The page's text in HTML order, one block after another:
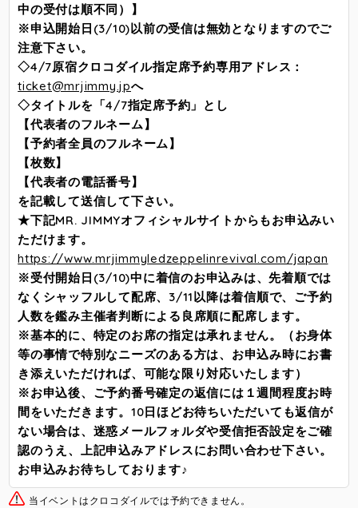
中の受付は順不同）】
※申込開始日(3/10)以前の受信は無効となりますのでご
注意下さい。
◇4/7原宿クロコダイル指定席予約専用アドレス：
ticket@mrjimmy.jpへ
◇タイトルを「4/7指定席予約」とし
【代表者のフルネーム】
【予約者全員のフルネーム】
【枚数】
【代表者の電話番号】
を記載して送信して下さい。
★下記MR. JIMMYオフィシャルサイトからもお申込みい
ただけます。
https://www.mrjimmyledzeppelinrevival.com/japan
※受付開始日(3/10)中に着信のお申込みは、先着順では
なくシャッフルして配席、3/11以降は着信順で、ご予約
人数を鑑み主催者判断による良席順に配席します。
※基本的に、特定のお席の指定は承れません。（お身体
等の事情で特別なニーズのある方は、お申込み時にお書
き添えいただければ、可能な限り対応いたします）
※お申込後、ご予約番号確定の返信には１週間程度お時
間をいただきます。10日ほどお待ちいただいても返信が
ない場合は、迷惑メールフォルダや受信拒否設定をご確
認のうえ、上記申込みアドレスにお問い合わせ下さい。
お申込みお待ちしております♪
当イベントはクロコダイルでは予約できません。